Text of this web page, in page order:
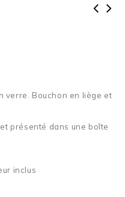
verre. Bouchon en liège et
présenté dans une boîte
inclus